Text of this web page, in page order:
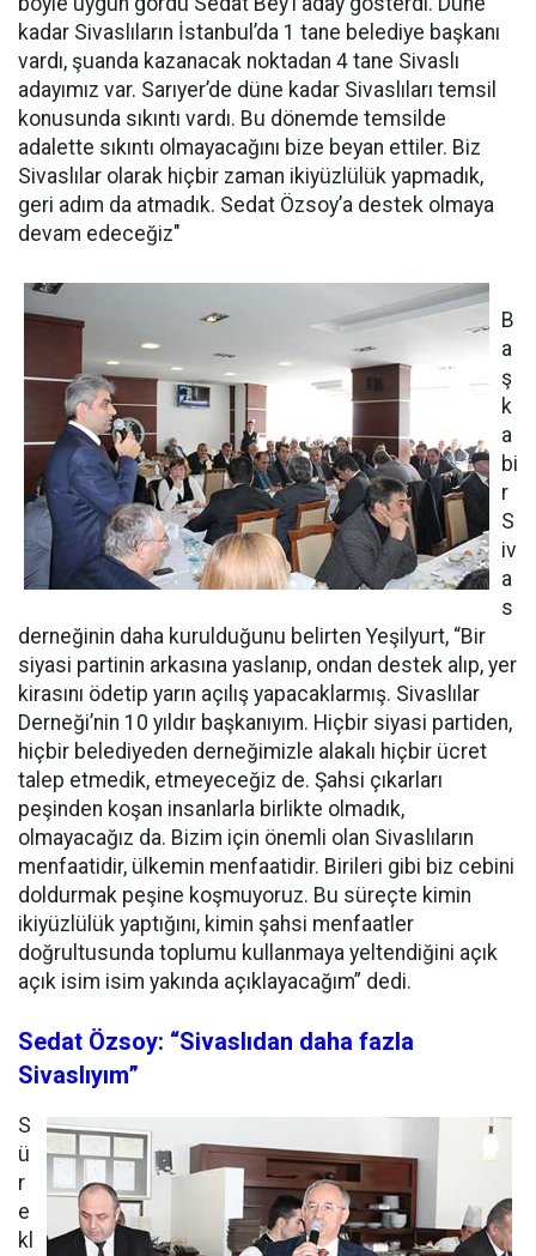
kadar Sivaslıların İstanbul’da 1 tane belediye başkanı
vardı, şuanda kazanacak noktadan 4 tane Sivaslı
adayımız var. Sarıyer’de düne kadar Sivaslıları temsil
konusunda sıkıntı vardı. Bu dönemde temsilde
adalette sıkıntı olmayacağını bize beyan ettiler. Biz
Sivaslılar olarak hiçbir zaman ikiyüzlülük yapmadık,
geri adım da atmadık. Sedat Özsoy’a destek olmaya
devam edeceğiz"
B
a
ş
k
a
bi
r
S
iv
a
s
derneğinin daha kurulduğunu belirten Yeşilyurt, “Bir
siyasi partinin arkasına yaslanıp, ondan destek alıp, yer
kirasını ödetip yarın açılış yapacaklarmış. Sivaslılar
Derneği’nin 10 yıldır başkanıyım. Hiçbir siyasi partiden,
hiçbir belediyeden derneğimizle alakalı hiçbir ücret
talep etmedik, etmeyeceğiz de. Şahsi çıkarları
peşinden koşan insanlarla birlikte olmadık,
olmayacağız da. Bizim için önemli olan Sivaslıların
menfaatidir, ülkemin menfaatidir. Birileri gibi biz cebini
doldurmak peşine koşmuyoruz. Bu süreçte kimin
ikiyüzlülük yaptığını, kimin şahsi menfaatler
doğrultusunda toplumu kullanmaya yeltendiğini açık
açık isim isim yakında açıklayacağım” dedi.
Sedat Özsoy: “Sivaslıdan daha fazla
Sivaslıyım”
S
ü
r
e
kl